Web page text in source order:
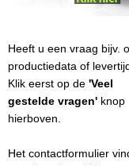
Heeft u een vraag bijv.
productiedata of
Klik eerst op de 'Veel
gestelde vragen' knop
hierboven
Het contactformulier